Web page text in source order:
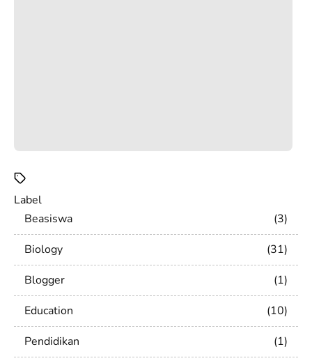
Label
Beasiswa
3
Biology
31
Blogger
1
Education
10
Pendidikan
1